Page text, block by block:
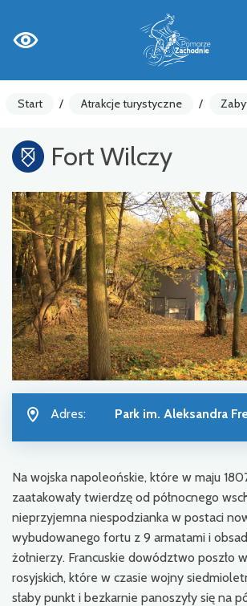
Start / Atrakcje turystyczne /
Fort Wilczy
Adres: Park im. Aleksandra
Na wojska napoleońskie, które w maju
zaatakowały twierdzę od północnego
nieprzyjemna niespodzianka w postaci
wybudowanego fortu z 9 armatami i
żołnierzy. Francuskie dowództwo poszło
rosyjskich, które w czasie wojny
słaby punkt i bezkarnie panoszyły się na